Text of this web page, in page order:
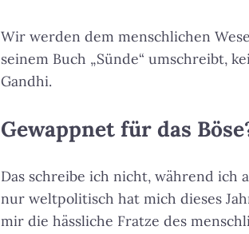
Wir werden dem menschlichen
seinem Buch „Sünde“ umschreibt,
Gandhi.
Gewappnet für das
Das schreibe ich nicht, während ich
nur weltpolitisch hat mich dieses
mir die hässliche Fratze des